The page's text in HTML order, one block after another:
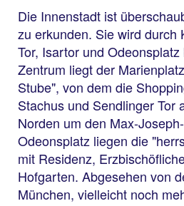
Die Innenstadt ist
zu erkunden. Sie wird durch
Tor, Isartor und
Zentrum liegt der
Stube", von dem die
Stachus und Sendlinger Tor
Norden um den Max-
Odeonsplatz liegen die
mit Residenz,
Hofgarten. Abgesehen von
München, vielleicht noch